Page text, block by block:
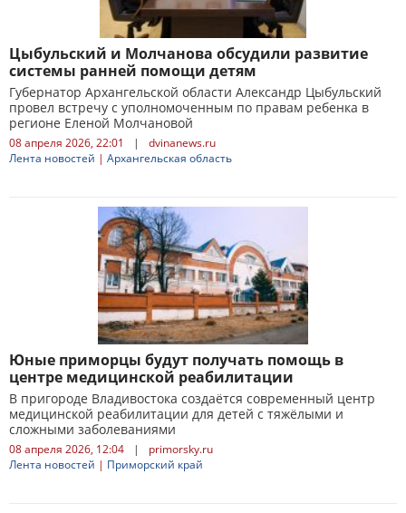
Цыбульский и Молчанова обсудили развитие
системы ранней помощи детям
Губернатор Архангельской области Александр Цыбульский
провел встречу с уполномоченным по правам ребенка в
регионе Еленой Молчановой
08 апреля 2026, 22:01 |
dvinanews.ru
Лента новостей | Архангельская область
Юные приморцы будут получать помощь в
центре медицинской реабилитации
В пригороде Владивостока создаётся современный центр
медицинской реабилитации для детей с тяжёлыми и
сложными заболеваниями
08 апреля 2026, 12:04 |
primorsky.ru
Лента новостей | Приморский край